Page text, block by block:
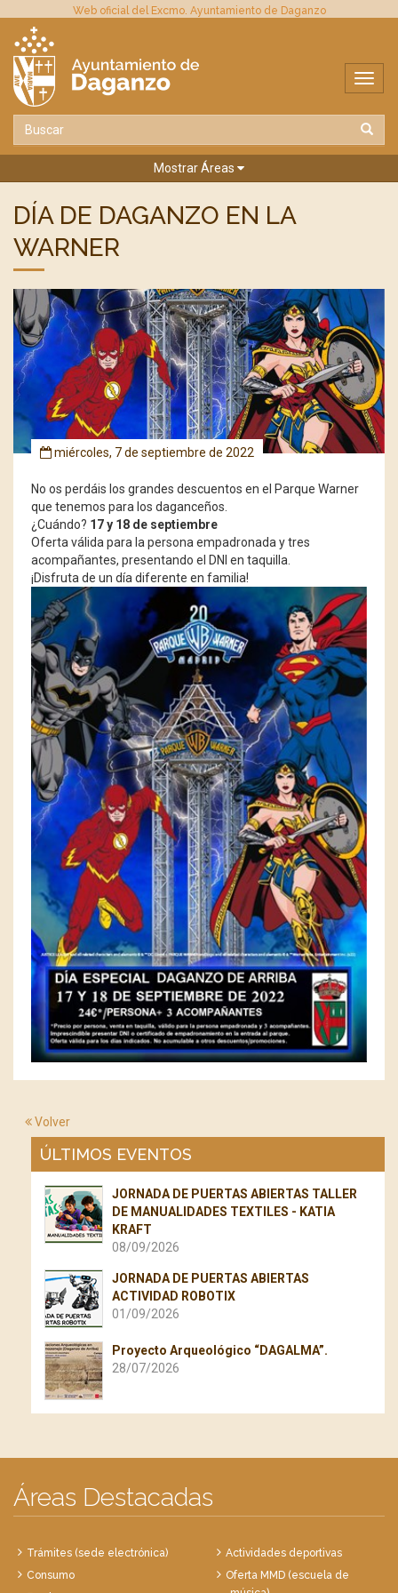
Web oficial del Excmo. Ayuntamiento de Daganzo
Mostrar Áreas
DÍA DE DAGANZO EN LA
WARNER
miércoles, 7 de septiembre de 2022
No os perdáis los grandes descuentos en el Parque Warner
que tenemos para los daganceños.
¿Cuándo? 17 y 18 de septiembre
Oferta válida para la persona empadronada y tres
acompañantes, presentando el DNI en taquilla.
¡Disfruta de un día diferente en familia!
Volver
ÚLTIMOS EVENTOS
JORNADA DE PUERTAS ABIERTAS TALLER
DE MANUALIDADES TEXTILES - KATIA
KRAFT
08/09/2026
JORNADA DE PUERTAS ABIERTAS
ACTIVIDAD ROBOTIX
01/09/2026
Proyecto Arqueológico “DAGALMA”.
28/07/2026
Áreas Destacadas
Trámites (sede electrónica)
Consumo
Actividades deportivas
Oferta MMD (escuela de